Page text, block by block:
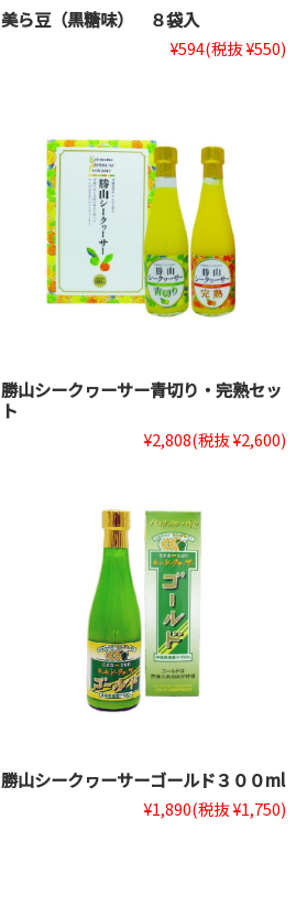
美ら豆（黒糖味） ８袋入
¥594(税抜 ¥550)
勝山シークヮーサー青切り・完熟セッ
ト
¥2,808(税抜 ¥2,600)
勝山シークヮーサーゴールド３００ml
¥1,890(税抜 ¥1,750)